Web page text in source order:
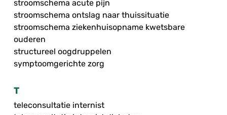
stroomschema acute pijn
stroomschema ontslag naar thuissituatie
stroomschema ziekenhuisopname kwetsbare
ouderen
structureel oogdruppelen
symptoomgerichte zorg
T
teleconsultatie internist